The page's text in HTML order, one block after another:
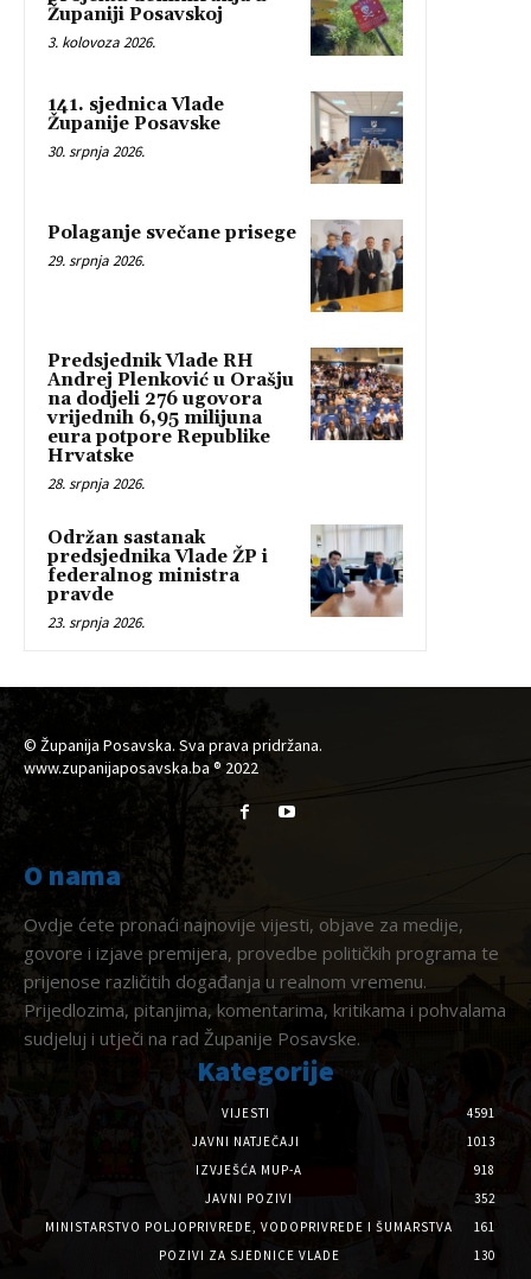
Županiji Posavskoj
3. kolovoza 2026.
141. sjednica Vlade
Županije Posavske
30. srpnja 2026.
Polaganje svečane prisege
29. srpnja 2026.
Predsjednik Vlade RH
Andrej Plenković u Orašju
na dodjeli 276 ugovora
vrijednih 6,95 milijuna
eura potpore Republike
Hrvatske
28. srpnja 2026.
Održan sastanak
predsjednika Vlade ŽP i
federalnog ministra
pravde
23. srpnja 2026.
© Županija Posavska. Sva prava pridržana.
www.zupanijaposavska.ba ® 2022
O nama
Ovdje ćete pronaći najnovije vijesti, objave za medije,
govore i izjave premijera, provedbe političkih programa te
prijenose različitih događanja u realnom vremenu.
Prijedlozima, pitanjima, komentarima, kritikama i pohvalama
sudjeluj i utječi na rad Županije Posavske.
Kategorije
VIJESTI
4591
JAVNI NATJEČAJI
1013
IZVJEŠĆA MUP-A
918
JAVNI POZIVI
352
MINISTARSTVO POLJOPRIVREDE, VODOPRIVREDE I ŠUMARSTVA
161
POZIVI ZA SJEDNICE VLADE
130